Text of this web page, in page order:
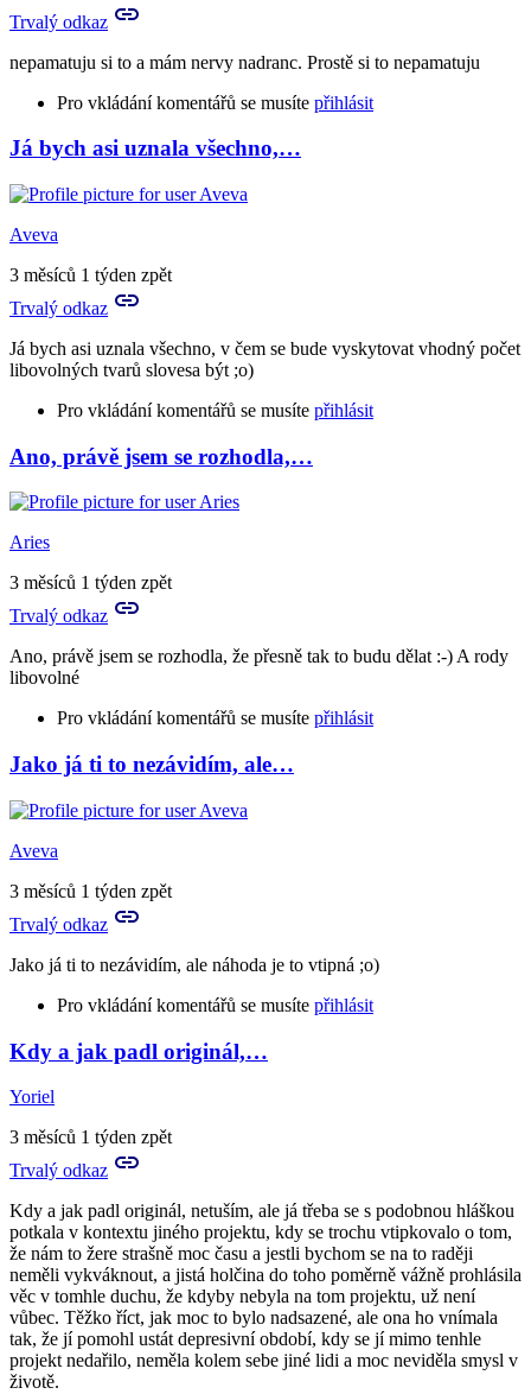
ke
bude…
Aries
Trvalý odkaz
nepamatuju si to a mám nervy nadranc. Prostě si to nepamatuju
Pro vkládání komentářů se musíte přihlásit
In
reply
to
Jestli
jsi
byla
…
Birute
Já bych asi uznala všechno,…
Aveva
3 měsíců 1 týden zpět
Trvalý odkaz
Já bych asi uznala všechno, v čem se bude vyskytovat vhodný počet
libovolných tvarů slovesa být ;o)
Pro vkládání komentářů se musíte přihlásit
In
reply
to
nepamatuju
si
to
mám
by
Aries
Ano, právě jsem se rozhodla,…
Aries
3 měsíců 1 týden zpět
Trvalý odkaz
Ano, právě jsem se rozhodla, že přesně tak to budu dělat :-) A rody
libovolné
Pro vkládání komentářů se musíte přihlásit
In
reply
to
Já
bych
asi
všechno,
by
Jako já ti to nezávidím, ale…
Aveva
3 měsíců 1 týden zpět
Trvalý odkaz
Jako já ti to nezávidím, ale náhoda je to vtipná ;o)
Pro vkládání komentářů se musíte přihlásit
In
reply
to
Prosím
tě
a
mi
nějak…
by
Aries
Kdy a jak padl originál,…
Yoriel
3 měsíců 1 týden zpět
Trvalý odkaz
Kdy a jak padl originál, netuším, ale já třeba se s podobnou hláškou
potkala v kontextu jiného projektu, kdy se trochu vtipkovalo o tom,
že nám to žere strašně moc času a jestli bychom se na to raději
neměli vykváknout, a jistá holčina do toho poměrně vážně prohlásila
věc v tomhle duchu, že kdyby nebyla na tom projektu, už není
vůbec. Těžko říct, jak moc to bylo nadsazené, ale ona ho vnímala
tak, že jí pomohl ustát depresivní období, kdy se jí mimo tenhle
projekt nedařilo, neměla kolem sebe jiné lidi a moc neviděla smysl v
životě.